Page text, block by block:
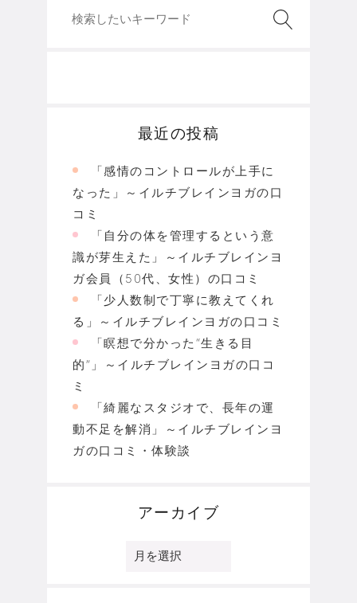
最近の投稿
「感情のコントロールが上手に
なった」～イルチブレインヨガの口
コミ
「自分の体を管理するという意
識が芽生えた」～イルチブレインヨ
ガ会員（50代、女性）の口コミ
「少人数制で丁寧に教えてくれ
る」～イルチブレインヨガの口コミ
「瞑想で分かった“生きる目
的”」～イルチブレインヨガの口コ
ミ
「綺麗なスタジオで、長年の運
動不足を解消」～イルチブレインヨ
ガの口コミ・体験談
アーカイブ
ー